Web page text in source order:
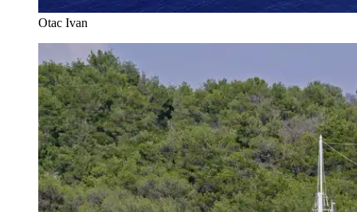
Otac Ivan